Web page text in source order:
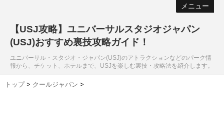
メニュー
【USJ攻略】ユニバーサルスタジオジャパン
(USJ)おすすめ裏技攻略ガイド！
ユニバーサル・スタジオ・ジャパン(USJ)のアトラクションなどのパーク情
報から、チケット、ホテルまで、USJを楽しむ裏技・攻略法を紹介します。
トップ > クールジャパン >